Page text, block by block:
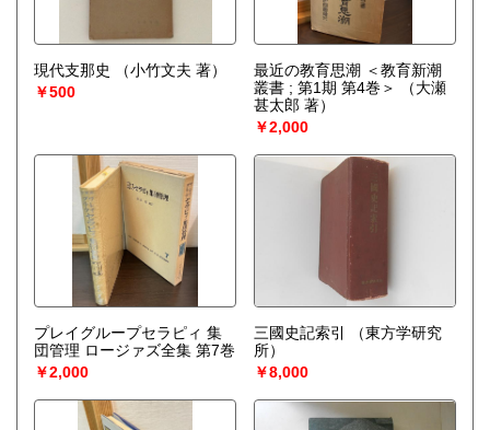
現代支那史
（小竹文夫 著）
￥500
最近の教育思潮 ＜教育新潮
叢書 ; 第1期 第4巻＞
（大瀬
甚太郎 著）
￥2,000
プレイグループセラピィ 集
団管理 ロージァズ全集 第7巻
￥2,000
三國史記索引
（東方学研究
所）
￥8,000